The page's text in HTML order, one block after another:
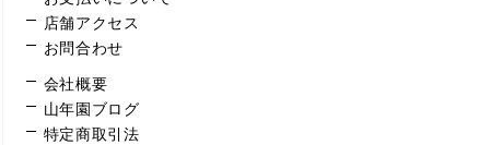
店舗アクセス
お問合わせ
会社概要
山年園ブログ
特定商取引法